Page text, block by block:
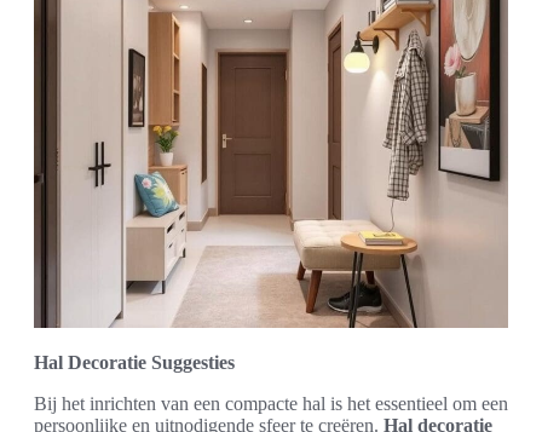
Hal Decoratie Suggesties
Bij het inrichten van een compacte hal is het essentieel om een
persoonlijke en uitnodigende sfeer te creëren. Hal decoratie